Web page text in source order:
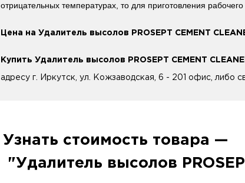
отрицательных температурах, то для приготовления
Цена на Удалитель высолов PROSEPT CEMENT
Купить Удалитель высолов PROSEPT CEMENT
адресу г. Иркутск, ул. Кожзаводская, 6 - 201 офис, либо
Узнать стоимость товара —
"Удалитель высолов